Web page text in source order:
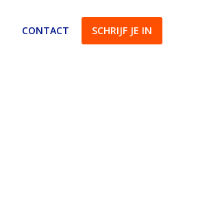
CONTACT SCHRIJF JE IN